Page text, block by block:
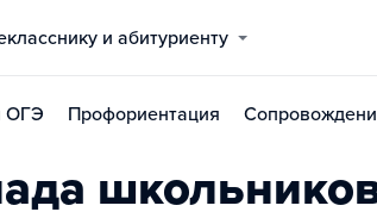
и абитуриенту
ОГЭ Профориентация